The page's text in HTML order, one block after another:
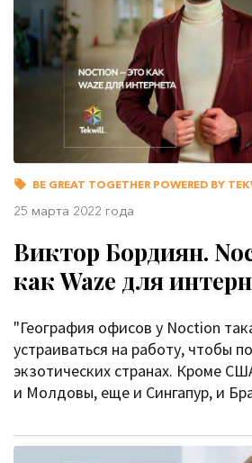
BE GREAT TOGETHER POWERED BY
25 марта 2022 года
Виктор Бордиян.
как Waze для
"География офисов у Noction
устраиваться на работу, чтобы
экзотических странах. Кроме
и Молдовы, еще и Сингапур, и